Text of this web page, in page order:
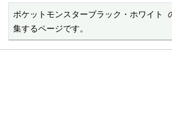
ポケットモンスターブラック・ホワイト
集するページです。